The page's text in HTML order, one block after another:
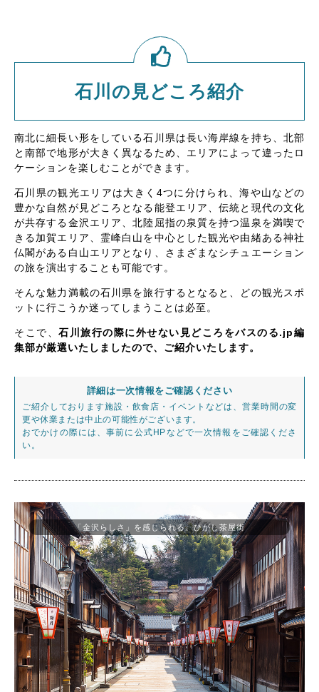
石川の見どころ紹介
南北に細長い形をしている石川県は長い海岸線を持ち、北部
と南部で地形が大きく異なるため、エリアによって違ったロ
ケーションを楽しむことができます。
石川県の観光エリアは大きく4つに分けられ、海や山などの
豊かな自然が見どころとなる能登エリア、伝統と現代の文化
が共存する金沢エリア、北陸屈指の泉質を持つ温泉を満喫で
きる加賀エリア、霊峰白山を中心とした観光や由緒ある神社
仏閣がある白山エリアとなり、さまざまなシチュエーション
の旅を演出することも可能です。
そんな魅力満載の石川県を旅行するとなると、どの観光スポ
ットに行こうか迷ってしまうことは必至。
そこで、石川旅行の際に外せない見どころをバスのる.jp編
集部が厳選いたしましたので、ご紹介いたします。
詳細は一次情報をご確認ください
ご紹介しております施設・飲食店・イベントなどは、営業時間の変
更や休業または中止の可能性がございます。
おでかけの際には、事前に公式HPなどで一次情報をご確認くださ
い。
「金沢らしさ」を感じられる、ひがし茶屋街